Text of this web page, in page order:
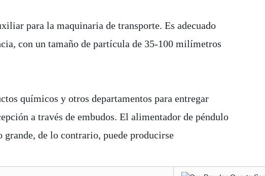
para la maquinaria de transporte. Es adecuado
con un tamaño de partícula de 35-100 milímetros
químicos y otros departamentos para entregar
a través de embudos. El alimentador de péndulo
grande, de lo contrario, puede producirse